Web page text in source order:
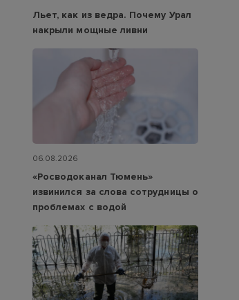
Льет, как из ведра. Почему Урал
накрыли мощные ливни
06.08.2026
«Росводоканал Тюмень»
извинился за слова сотрудницы о
проблемах с водой